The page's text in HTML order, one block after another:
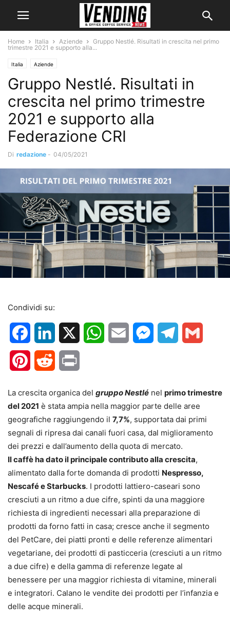
Home Italia Aziende
Gruppo Nestlé. Risultati in crescita nel primo
trimestre 2021 e supporto alla...
Italia Aziende
Gruppo Nestlé. Risultati in
crescita nel primo trimestre
2021 e supporto alla
Federazione CRI
Di redazione - 04/05/2021
Condividi su:
FacebookLinkedIn WhatsApp
Email MessengerTelegram
PinterestReddit
La crescita organica del gruppo Nestlé nel primo trimestre
del 2021 è stata ampia nella maggior parte delle aree
geografiche raggiungendo il 7,7%, supportata dai primi
segnali di ripresa dai canali fuori casa, dal miglioramento
dei prezzi e dall’aumento della quota di mercato.
Il caffè ha dato il principale contributo alla crescita,
alimentato dalla forte domanda di prodotti Nespresso,
Nescafé e Starbucks. I prodotti lattiero-caseari sono
cresciuti a un ritmo a due cifre, spinti da una maggiore
richiesta di ingredienti necessari alla preparazione di
prodotti da forno fatti in casa; cresce anche il segmento
del PetCare, dei piatti pronti e delle referenze alimentari
vegetariane, dei prodotti di pasticceria (cresciuti a un ritmo
a due cifre) e della gamma di referenze legate al
benessere per una maggior richiesta di vitamine, minerali
e integratori. Calano le vendite dei prodotti per l’infanzia e
delle acque minerali.